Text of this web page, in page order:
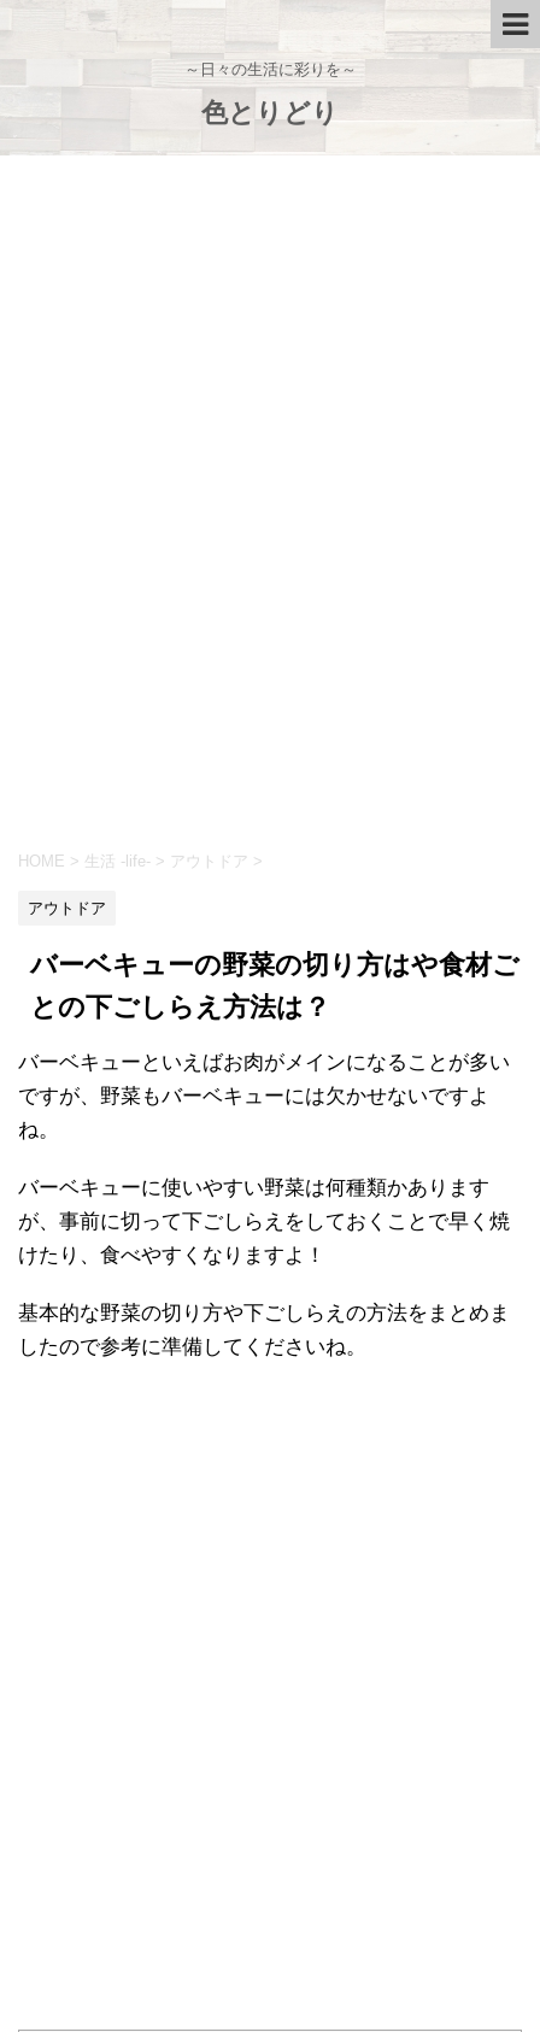
～日々の生活に彩りを～
色とりどり
HOME > 生活 -life- > アウトドア >
アウトドア
バーベキューの野菜の切り方はや食材ご
との下ごしらえ方法は？
バーベキューといえばお肉がメインになることが多い
ですが、野菜もバーベキューには欠かせないですよ
ね。
バーベキューに使いやすい野菜は何種類かあります
が、事前に切って下ごしらえをしておくことで早く焼
けたり、食べやすくなりますよ！
基本的な野菜の切り方や下ごしらえの方法をまとめま
したので参考に準備してくださいね。